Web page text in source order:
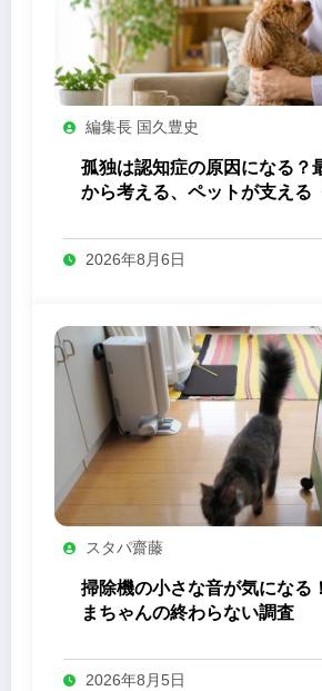
編集長 国久豊史
孤独は認知症の原因になる？
から考える、ペットが支える
2026年8月6日
スタパ齋藤
掃除機の小さな音が気にな
まちゃんの終わらない調査
2026年8月5日